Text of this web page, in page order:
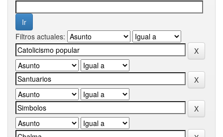
Filtros actuales: